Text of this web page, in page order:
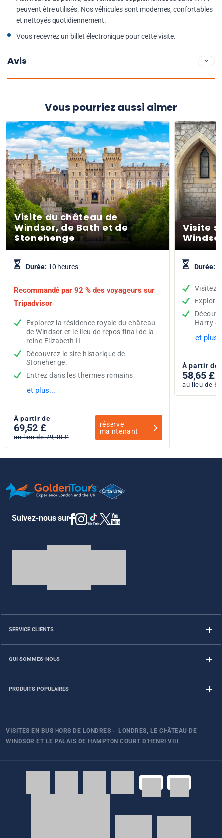
peuvent être utilisés. Nos véhicules sont modernes, confortables
et nettoyés quotidiennement.
Vous recevrez un billet électronique pour cette visite.
Avis
Vous pourriez aussi aimer
Visite du château de
Windsor, de Bath et de
Stonehenge
Durée: 10 heures
Recommandé par 92 % des voyageurs sur
Tripadvisor
Explorez la résidence royale du château
de Windsor et le lieu de repos final de la
reine Elizabeth II
Découvrez le site historique de
Stonehenge.
Entrez dans les thermes romains
et plus...
À partir de
69,52 £
au lieu de 79,00 £
réserve
maintenant
Visite
Durée:
Visitez
Harry
et
À partir de
58,65 £
au lieu de
Suivez-nous sur
SERVICE CLIENTS
QUI SOMMES-NOUS
PRODUITS POPULAIRES
VISITES EN BUS HORS DE LONDRES ›
LONDRES, LE CHÂTEAU DE
WINDSOR ET LE PALAIS DE HAMPTON COURT D'HENRI VIII